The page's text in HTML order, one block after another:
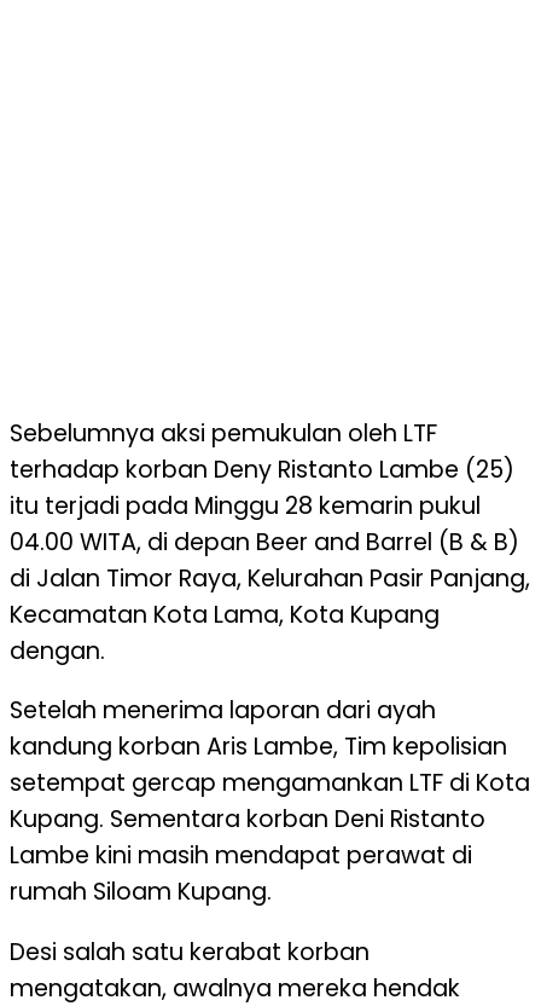
Sebelumnya aksi pemukulan oleh LTF
terhadap korban Deny Ristanto Lambe (25)
itu terjadi pada Minggu 28 kemarin pukul
04.00 WITA, di depan Beer and Barrel (B & B)
di Jalan Timor Raya, Kelurahan Pasir Panjang,
Kecamatan Kota Lama, Kota Kupang
dengan.
Setelah menerima laporan dari ayah
kandung korban Aris Lambe, Tim kepolisian
setempat gercap mengamankan LTF di Kota
Kupang. Sementara korban Deni Ristanto
Lambe kini masih mendapat perawat di
rumah Siloam Kupang.
Desi salah satu kerabat korban
mengatakan, awalnya mereka hendak